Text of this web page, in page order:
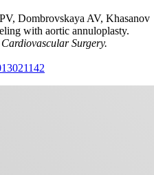
Dombrovskaya AV, Khasanov
with aortic annuloplasty.
Surgery.